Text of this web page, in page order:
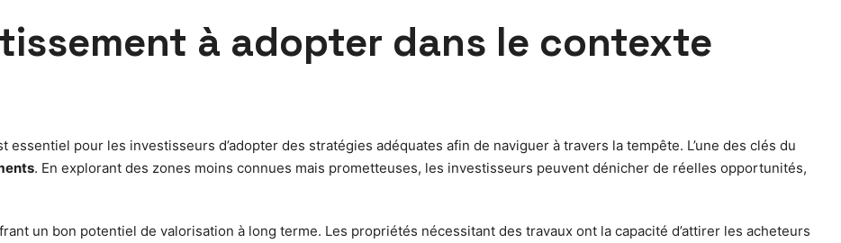
à adopter dans le contexte
pour les investisseurs d’adopter des stratégies adéquates afin de naviguer à travers la tempête. L’une des clés du
. En explorant des zones moins connues mais prometteuses, les investisseurs peuvent dénicher de réelles opportunités,
un bon potentiel de valorisation à long terme. Les propriétés nécessitant des travaux ont la capacité d’attirer les acheteurs